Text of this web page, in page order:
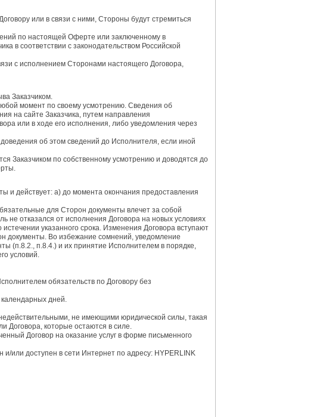
или в связи с ними, Стороны будут стремиться
по настоящей Оферте или заключенному в
в соответствии с законодательством Российской
с исполнением Сторонами настоящего Договора,
Заказчиком.
момент по своему усмотрению. Сведения об
на сайте Заказчика, путем направления
или в ходе его исполнения, либо уведомления через
об этом сведений до Исполнителя, если иной
Заказчиком по собственному усмотрению и доводятся до
и действует: а) до момента окончания предоставления
для Сторон документы влечет за собой
не отказался от исполнения Договора на новых условиях
указанного срока. Изменения Договора вступают
документы. Во избежание сомнений, уведомление
(п.8.2., п.8.4.) и их принятие Исполнителем в порядке,
условий.
обязательств по Договору без
дней.
не имеющими юридической силы, такая
Договора, которые остаются в силе.
Договор на оказание услуг в форме письменного
или доступен в сети Интернет по адресу: HYPERLINK